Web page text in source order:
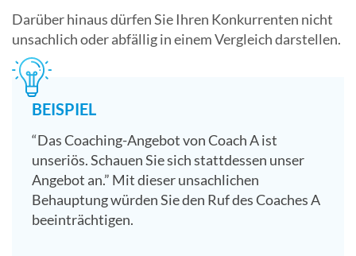
Darüber hinaus dürfen Sie Ihren Konkurrenten nicht
unsachlich oder abfällig in einem Vergleich darstellen.
BEISPIEL
“Das Coaching-Angebot von Coach A ist
unseriös. Schauen Sie sich stattdessen unser
Angebot an.” Mit dieser unsachlichen
Behauptung würden Sie den Ruf des Coaches A
beeinträchtigen.